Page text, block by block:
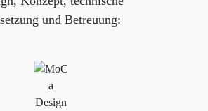
und Betreuung: